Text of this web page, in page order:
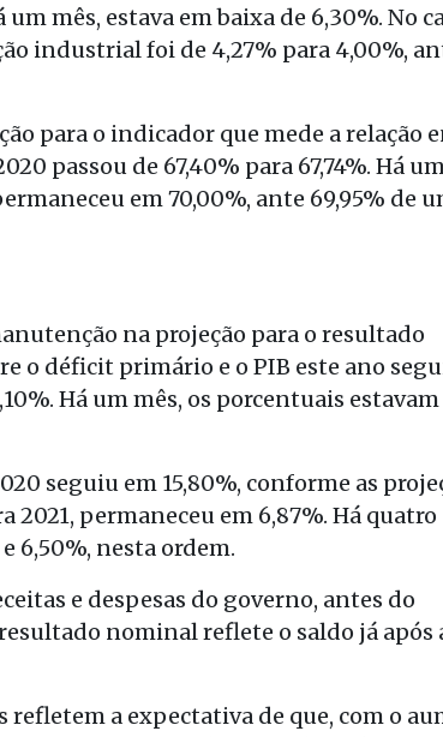
mês, estava em baixa de 6,30%. No
industrial foi de 4,27% para 4,00%,
para o indicador que mede a relação
passou de 67,40% para 67,74%. Há
em 70,00%, ante 69,95% de
na projeção para o resultado
o déficit primário e o PIB este ano
Há um mês, os porcentuais
seguiu em 15,80%, conforme as
permaneceu em 6,87%. Há quatro
6,50%, nesta ordem.
e despesas do governo, antes do
nominal reflete o saldo já após
refletem a expectativa de que, com o